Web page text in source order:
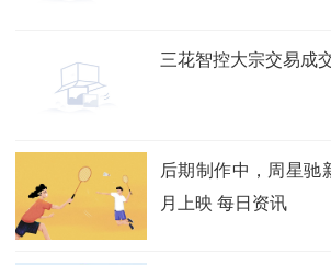
三花智控大宗交易成
后期制作中，周星驰
月上映 每日资讯